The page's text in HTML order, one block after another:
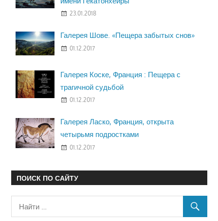
23.01.2018
Галерея Шове. «Пещера забытых снов»
01.12.2017
Галерея Коске, Франция : Пещера с
трагичной судьбой
01.12.2017
Галерея Ласко, Франция, открыта
четырьмя подростками
01.12.2017
ПОИСК ПО САЙТУ